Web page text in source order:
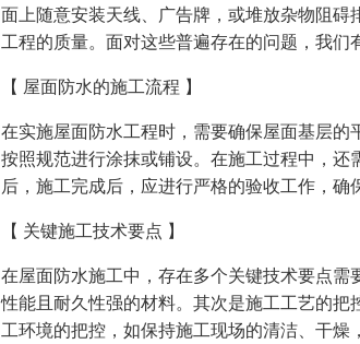
面上随意安装天线、广告牌，或堆放杂物阻
工程的质量。面对这些普遍存在的问题，我
【 屋面防水的施工流程 】
在实施屋面防水工程时，需要确保屋面基层
按照规范进行涂抹或铺设。在施工过程中，
后，施工完成后，应进行严格的验收工作，确
【 关键施工技术要点 】
在屋面防水施工中，存在多个关键技术要点
性能且耐久性强的材料。其次是施工工艺的
工环境的把控，如保持施工现场的清洁、干